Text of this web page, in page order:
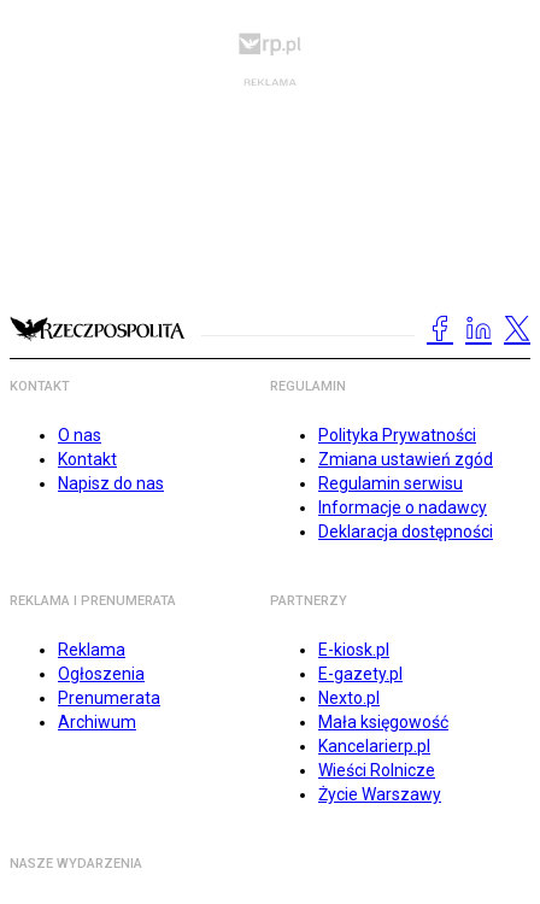
KONTAKT
O nas
Kontakt
Napisz do nas
REGULAMIN
Polityka Prywatności
Zmiana ustawień zgód
Regulamin serwisu
Informacje o nadawcy
Deklaracja dostępności
REKLAMA I PRENUMERATA
Reklama
Ogłoszenia
Prenumerata
Archiwum
PARTNERZY
E-kiosk.pl
E-gazety.pl
Nexto.pl
Mała księgowość
Kancelarierp.pl
Wieści Rolnicze
Życie Warszawy
NASZE WYDARZENIA